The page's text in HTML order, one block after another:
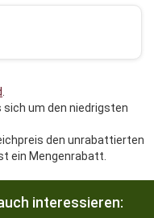
sich um den niedrigsten
den unrabattierten
ein Mengenrabatt.
interessieren: